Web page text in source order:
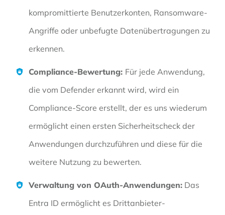
kompromittierte Benutzerkonten, Ransomware-
Angriffe oder unbefugte Datenübertragungen zu
erkennen.
Compliance-Bewertung: Für jede Anwendung,
die vom Defender erkannt wird, wird ein
Compliance-Score erstellt, der es uns wiederum
ermöglicht einen ersten Sicherheitscheck der
Anwendungen durchzuführen und diese für die
weitere Nutzung zu bewerten.
Verwaltung von OAuth-Anwendungen: Das
Entra ID ermöglicht es Drittanbieter-